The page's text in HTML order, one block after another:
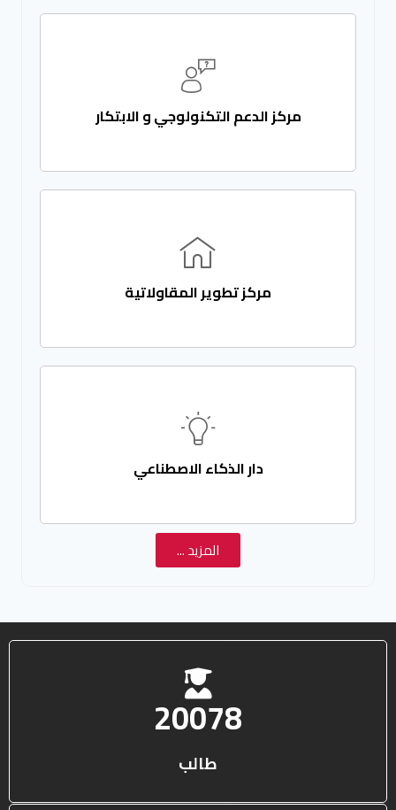
مركز الدعم التكنولوجي و الابتكار
مركز تطوير المقاولاتية
دار الذكاء الاصطناعي
المزيد ...
25578
طالب